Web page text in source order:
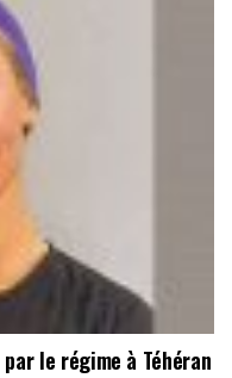
le régime à Téhéran